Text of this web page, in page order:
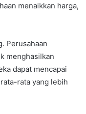
menaikkan harga,
Perusahaan
menghasilkan
dapat mencapai
rata yang lebih